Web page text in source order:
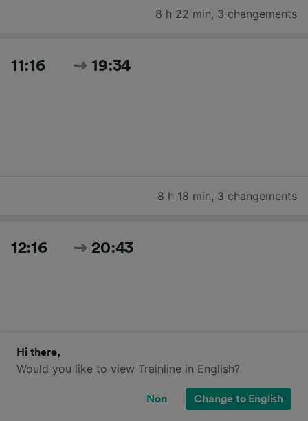
8 h 22 min, 3 changements
11:16 19:34
8 h 18 min, 3 changements
12:16 20:43
,
Hi there,
Would you like to view Trainline in English?
Non Change to English